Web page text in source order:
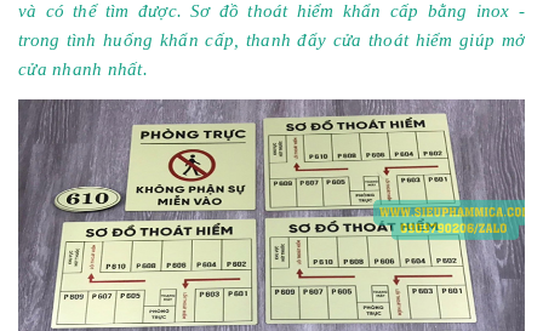
và có thể tìm được. Sơ đồ thoát hiểm khẩn cấp bằng inox -
trong tình huống khẩn cấp, thanh đẩy cửa thoát hiểm giúp mở
cửa nhanh nhất.